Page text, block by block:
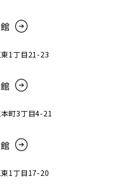
1丁目21-23
町3丁目4-21
1丁目17-20